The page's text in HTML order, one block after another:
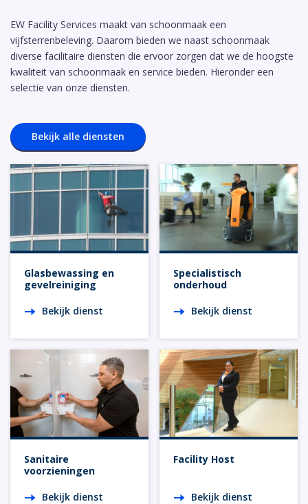
EW Facility Services maakt van schoonmaak een
vijfsterrenbeleving. Daarom bieden we naast schoonmaak
diverse facilitaire diensten die ervoor zorgen dat we de hoogste
kwaliteit van schoonmaak en service bieden. Hieronder een
selectie van onze diensten.
Bekijk alle diensten
Glasbewassing en
gevelreiniging
Bekijk dienst
Specialistisch
onderhoud
Bekijk dienst
Sanitaire
voorzieningen
Bekijk dienst
Facility Host
Bekijk dienst